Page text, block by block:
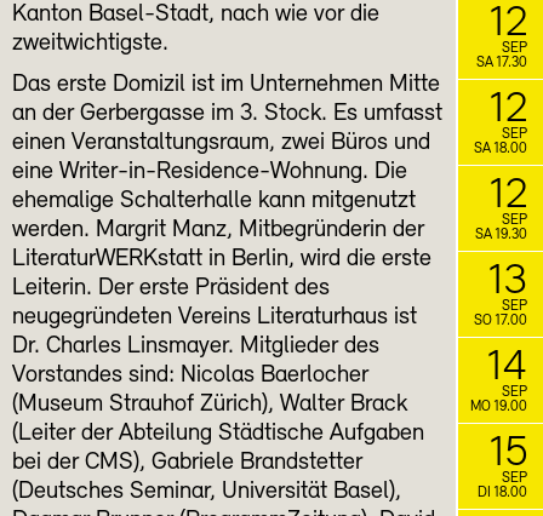
Kanton Basel-Stadt, nach wie vor die
zweitwichtigste.
Das erste Domizil ist im Unternehmen Mitte
an der Gerbergasse im 3. Stock. Es umfasst
einen Veranstaltungsraum, zwei Büros und
eine Writer-in-Residence-Wohnung. Die
ehemalige Schalterhalle kann mitgenutzt
werden. Margrit Manz, Mitbegründerin der
LiteraturWERKstatt in Berlin, wird die erste
Leiterin. Der erste Präsident des
neugegründeten Vereins Literaturhaus ist
Dr. Charles Linsmayer. Mitglieder des
Vorstandes sind: Nicolas Baerlocher
(Museum Strauhof Zürich), Walter Brack
(Leiter der Abteilung Städtische Aufgaben
bei der CMS), Gabriele Brandstetter
(Deutsches Seminar, Universität Basel),
12
SEP
SA 17.30
12
SEP
SA 18.00
12
SEP
SA 19.30
13
SEP
SO 17.00
14
SEP
MO 19.00
15
SEP
DI 18.00